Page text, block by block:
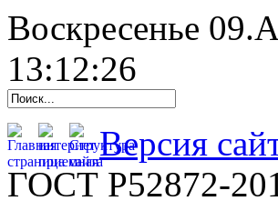
Воскресенье
13:12:27
Версия
ГОСТ Р52872-